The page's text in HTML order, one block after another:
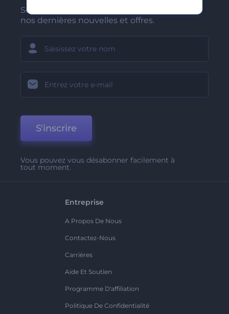
Soyez parmi les premiers à recevoir
nos dernières nouvelles et offres.
S'inscrire
Vous pouvez vous désabonner facilement à
tout moment.
Entreprise
A Propos De Nous
Contactez-Nous
Carrières
Aide Et Soutien
Programme D'affiliation
Politique De Confidentialité